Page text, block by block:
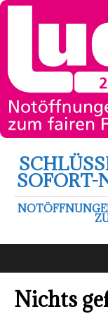
SOFORT-
Nichts